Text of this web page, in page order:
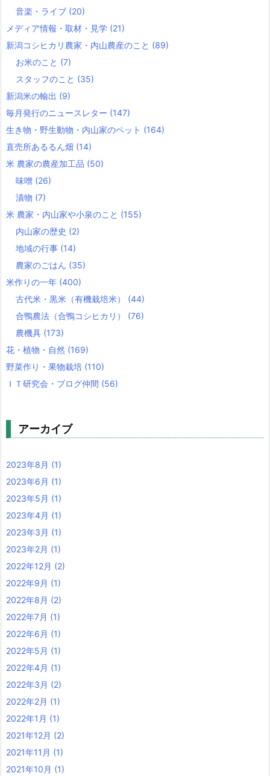
音楽・ライブ (20)
メディア情報・取材・見学 (21)
新潟コシヒカリ農家・内山農産のこと (89)
お米のこと (7)
スタッフのこと (35)
新潟米の輸出 (9)
毎月発行のニュースレター (147)
生き物・野生動物・内山家のペット (164)
直売所あるるん畑 (14)
米 農家の農産加工品 (50)
味噌 (26)
漬物 (7)
米 農家・内山家や小泉のこと (155)
内山家の歴史 (2)
地域の行事 (14)
農家のごはん (35)
米作りの一年 (400)
古代米・黒米（有機栽培米） (44)
合鴨農法（合鴨コシヒカリ） (76)
農機具 (173)
花・植物・自然 (169)
野菜作り・果物栽培 (110)
ＩＴ研究会・ブログ仲間 (56)
アーカイブ
2023年8月 (1)
2023年6月 (1)
2023年5月 (1)
2023年4月 (1)
2023年3月 (1)
2023年2月 (1)
2022年12月 (2)
2022年9月 (1)
2022年8月 (2)
2022年7月 (1)
2022年6月 (1)
2022年5月 (1)
2022年4月 (1)
2022年3月 (2)
2022年2月 (1)
2022年1月 (1)
2021年12月 (2)
2021年11月 (1)
2021年10月 (1)